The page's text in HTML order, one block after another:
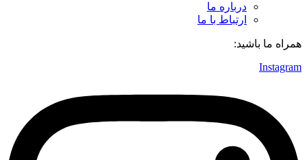
درباره ما
ارتباط با ما
همراه ما باشید:
Instagram